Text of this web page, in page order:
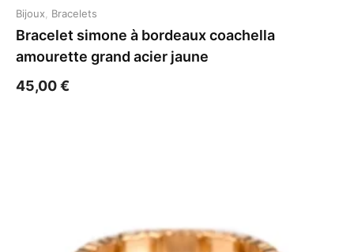
Bijoux Bracelets
Bracelet simone à bordeaux coachella
amourette grand acier jaune
45,00€